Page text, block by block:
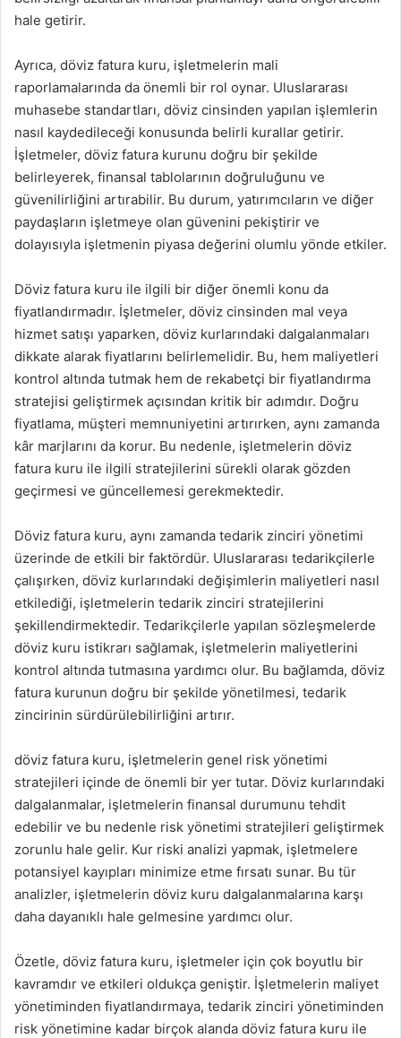
hale getirir.
Ayrıca, döviz fatura kuru, işletmelerin mali
raporlamalarında da önemli bir rol oynar. Uluslararası
muhasebe standartları, döviz cinsinden yapılan işlemlerin
nasıl kaydedileceği konusunda belirli kurallar getirir.
İşletmeler, döviz fatura kurunu doğru bir şekilde
belirleyerek, finansal tablolarının doğruluğunu ve
güvenilirliğini artırabilir. Bu durum, yatırımcıların ve diğer
paydaşların işletmeye olan güvenini pekiştirir ve
dolayısıyla işletmenin piyasa değerini olumlu yönde etkiler.
Döviz fatura kuru ile ilgili bir diğer önemli konu da
fiyatlandırmadır. İşletmeler, döviz cinsinden mal veya
hizmet satışı yaparken, döviz kurlarındaki dalgalanmaları
dikkate alarak fiyatlarını belirlemelidir. Bu, hem maliyetleri
kontrol altında tutmak hem de rekabetçi bir fiyatlandırma
stratejisi geliştirmek açısından kritik bir adımdır. Doğru
fiyatlama, müşteri memnuniyetini artırırken, aynı zamanda
kâr marjlarını da korur. Bu nedenle, işletmelerin döviz
fatura kuru ile ilgili stratejilerini sürekli olarak gözden
geçirmesi ve güncellemesi gerekmektedir.
Döviz fatura kuru, aynı zamanda tedarik zinciri yönetimi
üzerinde de etkili bir faktördür. Uluslararası tedarikçilerle
çalışırken, döviz kurlarındaki değişimlerin maliyetleri nasıl
etkilediği, işletmelerin tedarik zinciri stratejilerini
şekillendirmektedir. Tedarikçilerle yapılan sözleşmelerde
döviz kuru istikrarı sağlamak, işletmelerin maliyetlerini
kontrol altında tutmasına yardımcı olur. Bu bağlamda, döviz
fatura kurunun doğru bir şekilde yönetilmesi, tedarik
zincirinin sürdürülebilirliğini artırır.
döviz fatura kuru, işletmelerin genel risk yönetimi
stratejileri içinde de önemli bir yer tutar. Döviz kurlarındaki
dalgalanmalar, işletmelerin finansal durumunu tehdit
edebilir ve bu nedenle risk yönetimi stratejileri geliştirmek
zorunlu hale gelir. Kur riski analizi yapmak, işletmelere
potansiyel kayıpları minimize etme fırsatı sunar. Bu tür
analizler, işletmelerin döviz kuru dalgalanmalarına karşı
daha dayanıklı hale gelmesine yardımcı olur.
Özetle, döviz fatura kuru, işletmeler için çok boyutlu bir
kavramdır ve etkileri oldukça geniştir. İşletmelerin maliyet
yönetiminden fiyatlandırmaya, tedarik zinciri yönetiminden
risk yönetimine kadar birçok alanda döviz fatura kuru ile